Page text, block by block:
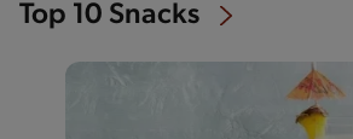
Top 10 Snacks